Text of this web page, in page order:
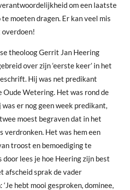
om een laatste
moeten dragen. Er kan veel mis
overdoen!
theoloog Gerrit Jan Heering
over zijn ‘eerste keer’ in het
Hij was net predikant
Oude Wetering. Het was rond de
er nog geen week predikant,
moest begraven dat in het
verdronken. Het was hem een
troost en bemoediging te
door lees je hoe Heering zijn best
afscheid sprak de vader
hebt mooi gesproken, dominee,